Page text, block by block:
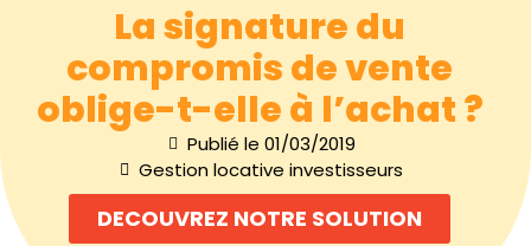
La signature du
compromis de vente
oblige-t-elle à l’achat ?
Publié le 01/03/2019
Gestion locative investisseurs
DECOUVREZ NOTRE SOLUTION